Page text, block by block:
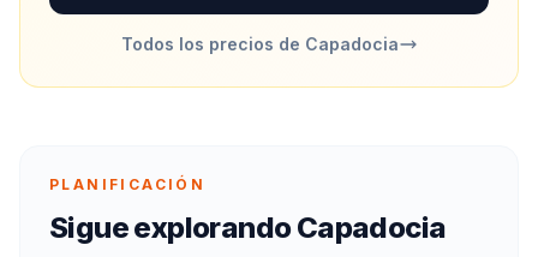
Todos los precios de Capadocia
PLANIFICACIÓN
Sigue explorando Capadocia